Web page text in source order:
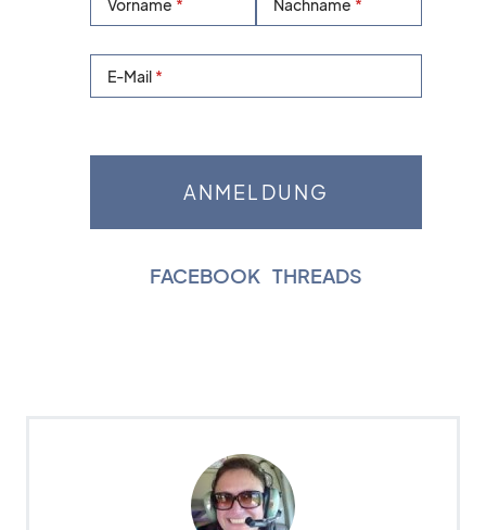
Vorname Nachname
E-Mail
FACEBOOK THREADS